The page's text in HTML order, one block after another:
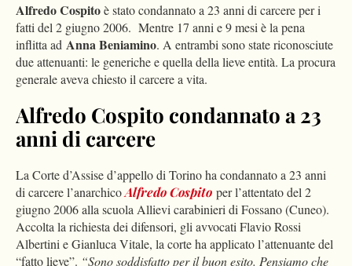
Alfredo Cospitoè stato condannato a 23 anni di carcere per i
fatti del 2 giugno 2006. Mentre 17 anni e 9 mesi è la pena
inflitta ad Anna Beniamino. A entrambi sono state riconosciute
due attenuanti: le generiche e quella della lieve entità. La procura
generale aveva chiesto il carcere a vita.
Alfredo Cospito condannato a 23
anni di carcere
La Corte d’Assise d’appello di Torino ha condannato a 23 anni
di carcere l’anarchicoAlfredo Cospito per l’attentato del 2
giugno 2006 alla scuola Allievi carabinieri di Fossano (Cuneo).
Accolta la richiesta dei difensori, gli avvocati Flavio Rossi
Albertini e Gianluca Vitale, la corte ha applicato l’attenuante del
“fatto lieve”. “Sono soddisfatto per il buon esito. Pensiamo che